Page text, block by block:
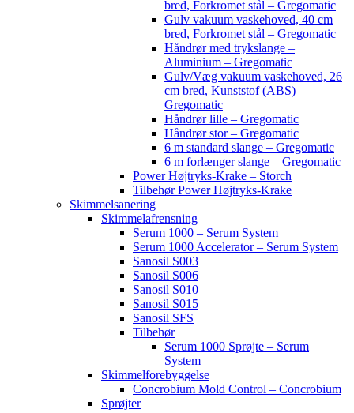
bred, Forkromet stål – Gregomatic
Gulv vakuum vaskehoved, 40 cm
bred, Forkromet stål – Gregomatic
Håndrør med trykslange –
Aluminium – Gregomatic
Gulv/Væg vakuum vaskehoved, 26
cm bred, Kunststof (ABS) –
Gregomatic
Håndrør lille – Gregomatic
Håndrør stor – Gregomatic
6 m standard slange – Gregomatic
6 m forlænger slange – Gregomatic
Power Højtryks-Krake – Storch
Tilbehør Power Højtryks-Krake
Skimmelsanering
Skimmelafrensning
Serum 1000 – Serum System
Serum 1000 Accelerator – Serum System
Sanosil S003
Sanosil S006
Sanosil S010
Sanosil S015
Sanosil SFS
Tilbehør
Serum 1000 Sprøjte – Serum
System
Skimmelforebyggelse
Concrobium Mold Control – Concrobium
Sprøjter